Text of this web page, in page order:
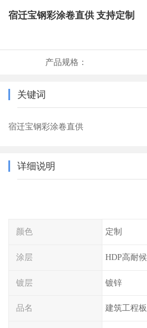
宿迁宝钢彩涂卷直供 支持定制
产品规格：
关键词
宿迁宝钢彩涂卷直供
详细说明
颜色 定制
涂层 HDP高耐候
镀层 镀锌
品名 建筑工程板